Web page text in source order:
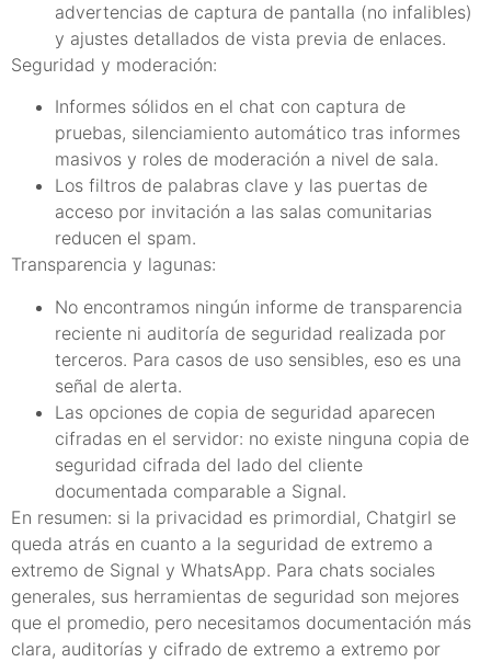
advertencias de captura de pantalla (no infalibles)
y ajustes detallados de vista previa de enlaces.
Seguridad y moderación:
Informes sólidos en el chat con captura de
pruebas, silenciamiento automático tras informes
masivos y roles de moderación a nivel de sala.
Los filtros de palabras clave y las puertas de
acceso por invitación a las salas comunitarias
reducen el spam.
Transparencia y lagunas:
No encontramos ningún informe de transparencia
reciente ni auditoría de seguridad realizada por
terceros. Para casos de uso sensibles, eso es una
señal de alerta.
Las opciones de copia de seguridad aparecen
cifradas en el servidor: no existe ninguna copia de
seguridad cifrada del lado del cliente
documentada comparable a Signal.
En resumen: si la privacidad es primordial, Chatgirl se
queda atrás en cuanto a la seguridad de extremo a
extremo de Signal y WhatsApp. Para chats sociales
generales, sus herramientas de seguridad son mejores
que el promedio, pero necesitamos documentación más
clara, auditorías y cifrado de extremo a extremo por